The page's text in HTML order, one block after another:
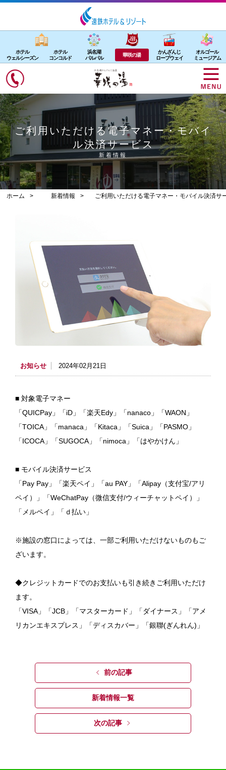
ホテル
ウェルシーズン
ホテル
コンコルド
浜名湖
パルパル
華咲の湯
かんざんじ
ロープウェイ
オルゴール
ミュージアム
ご利用いただける電子マネー・モバイ
ル決済サービス
新着情報
ホーム 新着情報 ご利用いただける電子マネー・モバイル決済サ
お知らせ 2024年02月21日
■ 対象電子マネー
「QUICPay」「iD」「楽天Edy」「nanaco」「WAON」
「TOICA」「manaca」「Kitaca」「Suica」「PASMO」
「ICOCA」「SUGOCA」「nimoca」「はやかけん」
■ モバイル決済サービス
「Pay Pay」「楽天ペイ」「au PAY」「Alipay（支付宝/アリ
ペイ）」「WeChatPay（微信支付/ウィーチャットペイ）」
「メルペイ」「ｄ払い」
※施設の窓口によっては、一部ご利用いただけないものもご
ざいます。
◆クレジットカードでのお支払いも引き続きご利用いただけ
ます。
「VISA」「JCB」「マスターカード」「ダイナース」「アメ
リカンエキスプレス」「ディスカバー」「銀聯(ぎんれん)」
前の記事
新着情報一覧
次の記事